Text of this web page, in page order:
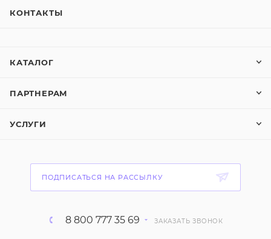
КОНТАКТЫ
КАТАЛОГ
ПАРТНЕРАМ
УСЛУГИ
ПОДПИСАТЬСЯ НА РАССЫЛКУ
8 800 777 35 69 ЗАКАЗАТЬ ЗВОНОК